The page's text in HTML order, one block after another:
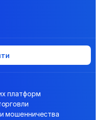
платформ
мошенничества